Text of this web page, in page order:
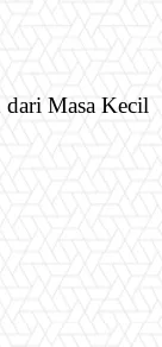
Masa Kecil